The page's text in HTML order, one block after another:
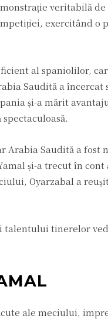
veritabilă
exercitând o
al spaniolilor,
Saudită a încercat
și-a mărit
Saudită a fost
și-a trecut în
Oyarzabal a
talentului tinerelor
ale meciului,